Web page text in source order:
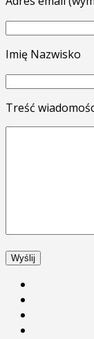
Imię Nazwisko
Treść